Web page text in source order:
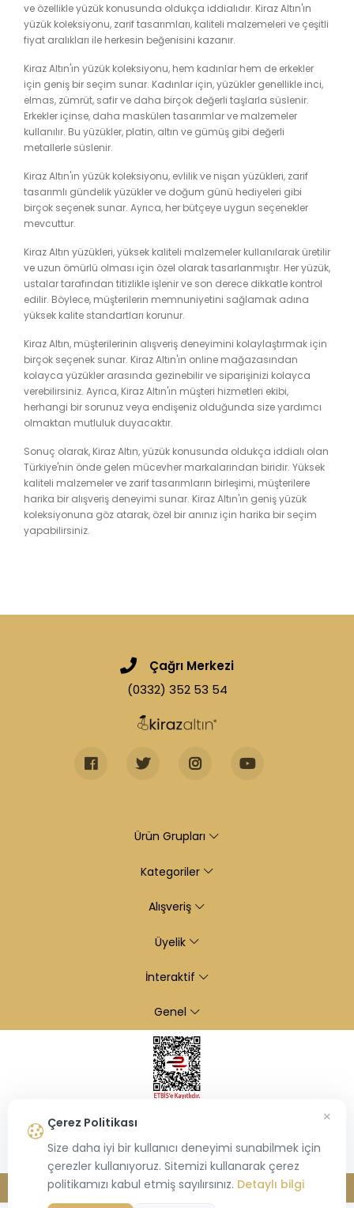
ve özellikle yüzük konusunda oldukça iddialıdır. Kiraz Altın'ın
yüzük koleksiyonu, zarif tasarımları, kaliteli malzemeleri ve çeşitli
fiyat aralıkları ile herkesin beğenisini kazanır.
Kiraz Altın'ın yüzük koleksiyonu, hem kadınlar hem de erkekler
için geniş bir seçim sunar. Kadınlar için, yüzükler genellikle inci,
elmas, zümrüt, safir ve daha birçok değerli taşlarla süslenir.
Erkekler içinse, daha maskülen tasarımlar ve malzemeler
kullanılır. Bu yüzükler, platin, altın ve gümüş gibi değerli
metallerle süslenir.
Kiraz Altın'ın yüzük koleksiyonu, evlilik ve nişan yüzükleri, zarif
tasarımlı gündelik yüzükler ve doğum günü hediyeleri gibi
birçok seçenek sunar. Ayrıca, her bütçeye uygun seçenekler
mevcuttur.
Kiraz Altın yüzükleri, yüksek kaliteli malzemeler kullanılarak üretilir
ve uzun ömürlü olması için özel olarak tasarlanmıştır. Her yüzük,
ustalar tarafından titizlikle işlenir ve son derece dikkatle kontrol
edilir. Böylece, müşterilerin memnuniyetini sağlamak adına
yüksek kalite standartları korunur.
Kiraz Altın, müşterilerinin alışveriş deneyimini kolaylaştırmak için
birçok seçenek sunar. Kiraz Altın'ın online mağazasından
kolayca yüzükler arasında gezinebilir ve siparişinizi kolayca
verebilirsiniz. Ayrıca, Kiraz Altın'ın müşteri hizmetleri ekibi,
herhangi bir sorunuz veya endişeniz olduğunda size yardımcı
olmaktan mutluluk duyacaktır.
Sonuç olarak, Kiraz Altın, yüzük konusunda oldukça iddialı olan
Türkiye'nin önde gelen mücevher markalarından biridir. Yüksek
kaliteli malzemeler ve zarif tasarımların birleşimi, müşterilere
harika bir alışveriş deneyimi sunar. Kiraz Altın'ın geniş yüzük
koleksiyonuna göz atarak, özel bir anınız için harika bir seçim
yapabilirsiniz.
Çağrı Merkezi
(0332) 352 53 54
Ürün Grupları
Kategoriler
Alışveriş
Üyelik
İnteraktif
Genel
© 2026 Kiraz Altın- Tüm hakları saklıdır.
Çerez Politikası
Size daha iyi bir kullanıcı deneyimi sunabilmek için
çerezler kullanıyoruz. Sitemizi kullanarak çerez
politikamızı kabul etmiş sayılırsınız. Detaylı bilgi
×